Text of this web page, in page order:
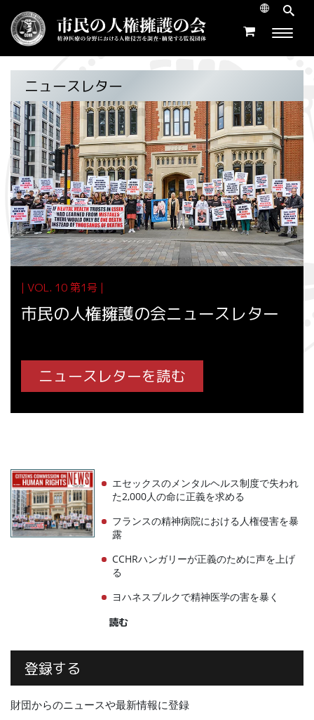
ニュースレター
| VOL. 10 第1号 |
市民の人権擁護の会ニュースレター
ニュースレターを読む
エセックスのメンタルヘルス制度で失われ
た2,000人の命に正義を求める
フランスの精神病院における人権侵害を暴
露
CCHRハンガリーが正義のために声を上げ
る
ヨハネスブルクで精神医学の害を暴く
読む
登録する
財団からのニュースや最新情報に登録